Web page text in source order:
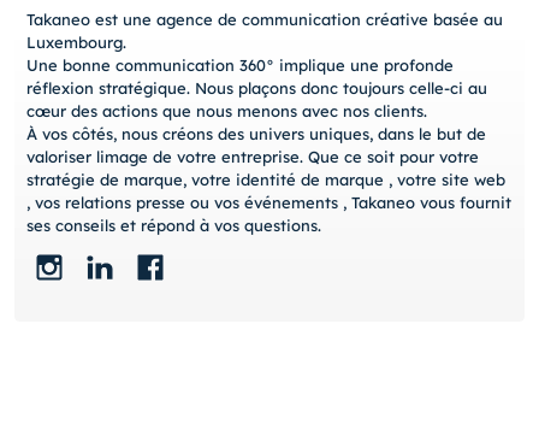
Takaneo est une agence de communication créative basée au
Luxembourg.
Une bonne communication 360° implique une profonde
réflexion stratégique. Nous plaçons donc toujours celle-ci au
cœur des actions que nous menons avec nos clients.
À vos côtés, nous créons des univers uniques, dans le but de
valoriser limage de votre entreprise. Que ce soit pour votre
stratégie de marque, votre identité de marque , votre site web
, vos relations presse ou vos événements , Takaneo vous fournit
ses conseils et répond à vos questions.